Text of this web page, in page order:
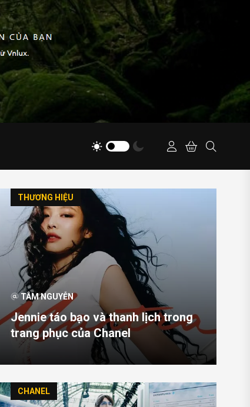
THƯƠNG HIỆU
TÂM NGUYỄN
Jennie táo bạo và thanh lịch trong
trang phục của Chanel
CHANEL